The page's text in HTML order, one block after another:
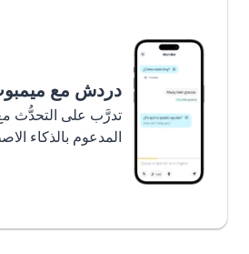
دردش مع
تدرَّب على التحدُّث
المدعوم بالذكاء